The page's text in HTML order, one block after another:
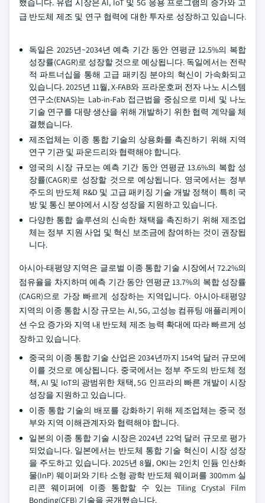
했습니다. 유럽 시장은 AI, IoT 및 5G 응용 프로그램의 증가와 고
급 반도체 제조 및 연구 협력에 대한 투자로 성장하고 있습니다.
독일은 2025년~2034년 예측 기간 동안 연평균 12.5%의 복합
성장률(CAGR)로 성장할 것으로 예상됩니다. 독일에서는 전략
적 파트너십을 통해 고급 패키징 분야의 혁신이 가속화되고
있습니다. 2025년 11월, X-FAB와 프라운호퍼 전자 나노 시스템
연구소(ENAS)는 Lab-in-Fab 접근법을 중심으로 미세 및 나노
기술 연구를 대량 생산을 위해 개발하기 위한 협력 계약을 체
결했습니다.
제조업체는 이종 통합 기술의 상용화를 촉진하기 위해 지역
연구 기관 및 파운드리와 협력해야 합니다.
영국의 시장 규모는 예측 기간 동안 연평균 13.6%의 복합 성
장률(CAGR)로 성장할 것으로 예상됩니다. 영국에서는 정부
주도의 반도체 R&D 및 고급 패키징 기술 개발 정책이 특히 국
방 및 통신 분야에서 시장 성장을 지원하고 있습니다.
다양한 통합 솔루션의 신속한 채택을 촉진하기 위해 제조업
체는 정부 지원 사업 및 혁신 보조금에 참여하는 것이 권장됩
니다.
아시아-태평양 지역은 글로벌 이종 통합 기술 시장에서 72.2%의
점유율을 차지하며 예측 기간 동안 연평균 13.7%의 복합 성장률
(CAGR)으로 가장 빠르게 성장하는 지역입니다. 아시아-태평양
지역의 이종 통합 시장 규모는 AI, 5G, 고성능 컴퓨팅 애플리케이
션 수요 증가와 지역 내 반도체 제조 능력 확대에 따라 빠르게 성
장하고 있습니다.
중국의 이종 통합 기술 산업은 2034년까지 154억 달러 규모에
이를 것으로 예상됩니다. 중국에서는 정부 주도의 반도체 정
책, AI 및 IoT의 광범위한 채택, 5G 인프라의 빠른 개발이 시장
성장을 지원하고 있습니다.
이종 통합 기술의 배포를 강화하기 위해 제조업체는 중국 정
부와 지역 이해관계자와 협력해야 합니다.
일본의 이종 통합 기술 시장은 2024년 22억 달러 규모로 평가
되었습니다. 일본에서는 반도체 통합 기술 혁신이 시장 성장
을 주도하고 있습니다. 2025년 8월, OKI는 2인치 인듐 인산화
물(InP) 웨이퍼와 기타 소형 광학 반도체 웨이퍼를 300mm 실
리콘 웨이퍼에 이종 통합할 수 있는 Tiling Crystal Film
Bonding(CFB) 기술을 공개했습니다.